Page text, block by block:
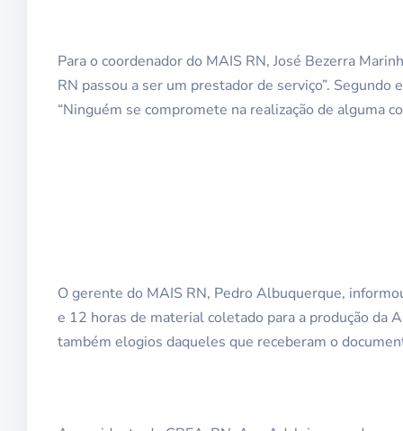
Para o coordenador do MAIS RN, José Bezerra
RN passou a ser um prestador de serviço”.
“Ninguém se compromete na realização de alguma
O gerente do MAIS RN, Pedro Albuquerque,
e 12 horas de material coletado para a produção da
também elogios daqueles que receberam o